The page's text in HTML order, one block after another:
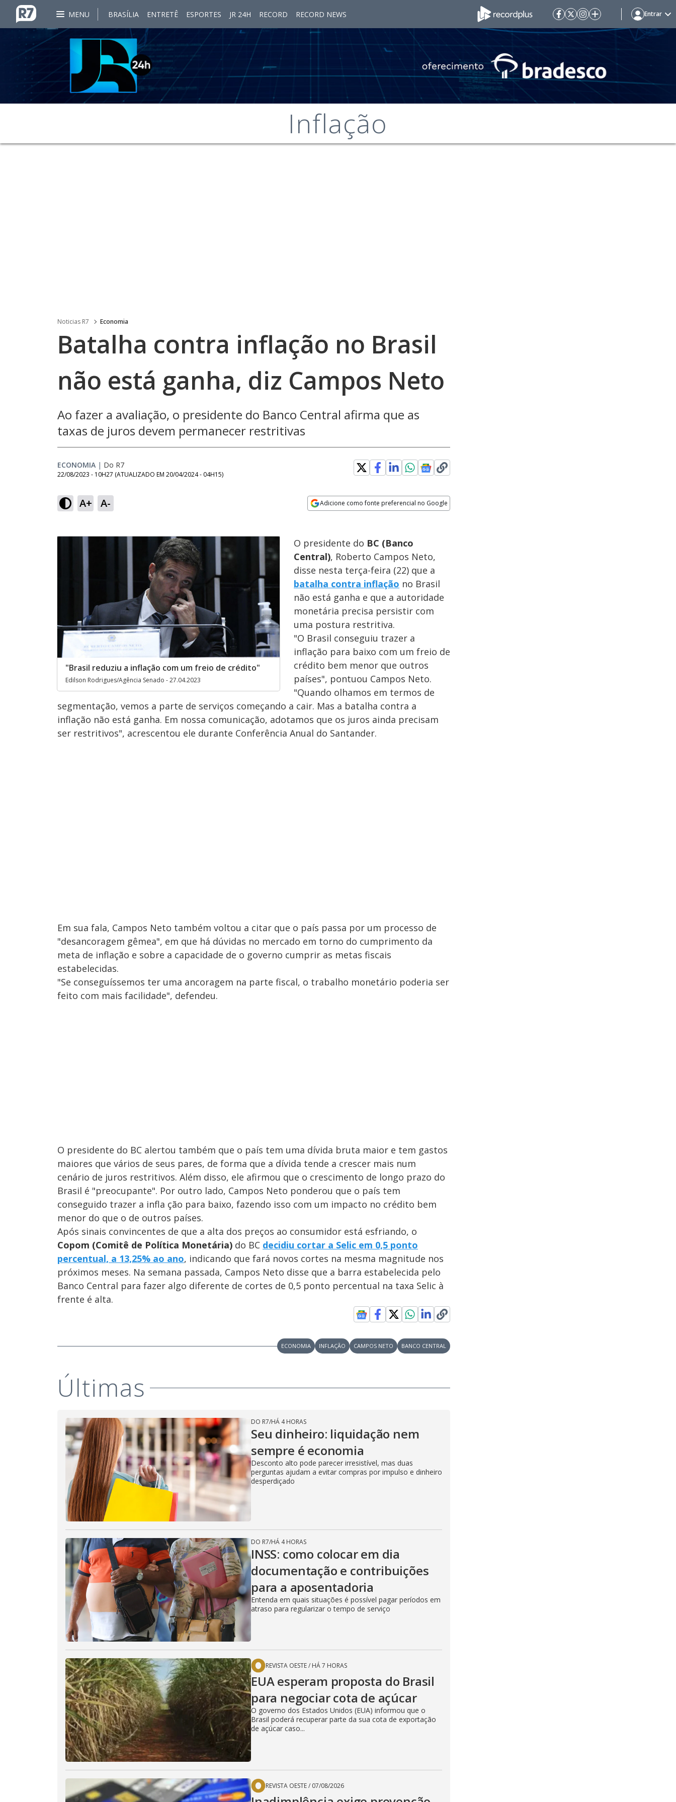
MENU BRASÍLIA ENTRETÊ ESPORTES JR 24H RECORD RECORD NEWS Entrar
Inflação
Noticias R7 Economia
Batalha contra inflação no Brasil
não está ganha, diz Campos Neto
Ao fazer a avaliação, o presidente do Banco Central afirma que as
taxas de juros devem permanecer restritivas
ECONOMIA | Do R7
22/08/2023 - 10H27 (ATUALIZADO EM 20/04/2024 - 04H15)
A+ A- Adicione como fonte preferencial no Google
"Brasil reduziu a inflação com um freio de crédito"
Edilson Rodrigues/Agência Senado - 27.04.2023
O presidente do BC (Banco
Central), Roberto Campos Neto,
disse nesta terça-feira (22) que a
batalha contra inflação no Brasil
não está ganha e que a autoridade
monetária precisa persistir com
uma postura restritiva.
"O Brasil conseguiu trazer a
inflação para baixo com um freio de
crédito bem menor que outros
países", pontuou Campos Neto.
"Quando olhamos em termos de
segmentação, vemos a parte de serviços começando a cair. Mas a batalha contra a
inflação não está ganha. Em nossa comunicação, adotamos que os juros ainda precisam
ser restritivos", acrescentou ele durante Conferência Anual do Santander.
Em sua fala, Campos Neto também voltou a citar que o país passa por um processo de
"desancoragem gêmea", em que há dúvidas no mercado em torno do cumprimento da
meta de inflação e sobre a capacidade de o governo cumprir as metas fiscais
estabelecidas.
"Se conseguíssemos ter uma ancoragem na parte fiscal, o trabalho monetário poderia ser
feito com mais facilidade", defendeu.
O presidente do BC alertou também que o país tem uma dívida bruta maior e tem gastos
maiores que vários de seus pares, de forma que a dívida tende a crescer mais num
cenário de juros restritivos. Além disso, ele afirmou que o crescimento de longo prazo do
Brasil é "preocupante". Por outro lado, Campos Neto ponderou que o país tem
conseguido trazer a infla ção para baixo, fazendo isso com um impacto no crédito bem
menor do que o de outros países.
Após sinais convincentes de que a alta dos preços ao consumidor está esfriando, o
Copom (Comitê de Política Monetária) do BC decidiu cortar a Selic em 0,5 ponto
percentual, a 13,25% ao ano, indicando que fará novos cortes na mesma magnitude nos
próximos meses. Na semana passada, Campos Neto disse que a barra estabelecida pelo
Banco Central para fazer algo diferente de cortes de 0,5 ponto percentual na taxa Selic à
frente é alta.
ECONOMIA INFLAÇÃO CAMPOS NETO BANCO CENTRAL
Últimas
DO R7/HÁ 4 HORAS
Seu dinheiro: liquidação nem
sempre é economia
Desconto alto pode parecer irresistível, mas duas
perguntas ajudam a evitar compras por impulso e dinheiro
desperdiçado
DO R7/HÁ 4 HORAS
INSS: como colocar em dia
documentação e contribuições
para a aposentadoria
Entenda em quais situações é possível pagar períodos em
atraso para regularizar o tempo de serviço
REVISTA OESTE/ HÁ 7 HORAS
EUA esperam proposta do Brasil
para negociar cota de açúcar
O governo dos Estados Unidos (EUA) informou que o
Brasil poderá recuperar parte da sua cota de exportação
de açúcar caso...
REVISTA OESTE/ 07/08/2026